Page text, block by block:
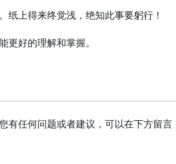
纸上得来终觉浅，绝知此事要躬行！
更好的理解和掌握。
有任何问题或者建议，可以在下方留言